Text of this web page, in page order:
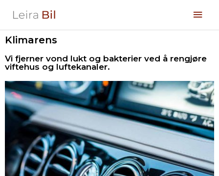
innholdet
Klimarens
Vi fjerner vond lukt og bakterier ved å rengjøre
viftehus og luftekanaler.